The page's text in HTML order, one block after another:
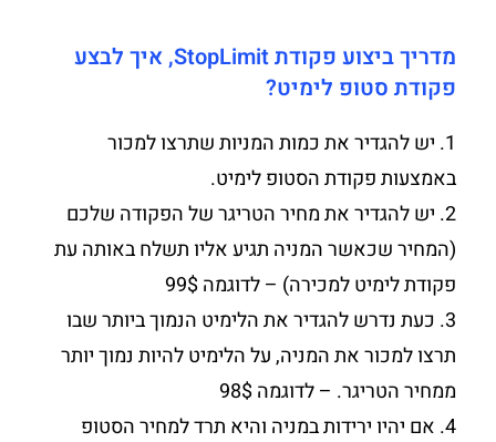
מדריך ביצוע פקודת StopLimit, איך לבצע
פקודת סטופ לימיט?
1. יש להגדיר את כמות המניות שתרצו למכור
באמצעות פקודת הסטופ לימיט.
2. יש להגדיר את מחיר הטריגר של הפקודה שלכם
(המחיר שכאשר המניה תגיע אליו תשלח באותה עת
פקודת לימיט למכירה) – לדוגמה 99$
3. כעת נדרש להגדיר את הלימיט הנמוך ביותר שבו
תרצו למכור את המניה, על הלימיט להיות נמוך יותר
ממחיר הטריגר. – לדוגמה 98$
4. אם יהיו ירידות במניה והיא תרד למחיר הסטופ